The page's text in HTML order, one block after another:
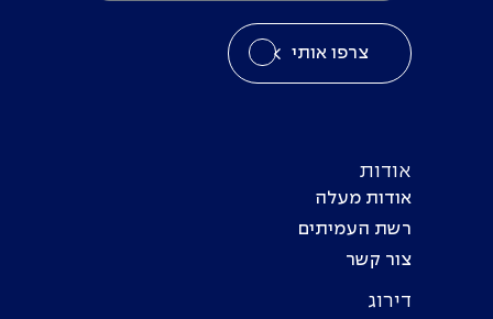
צרפו אותי
אודות
אודות מעלה
רשת העמיתים
צור קשר
דירוג